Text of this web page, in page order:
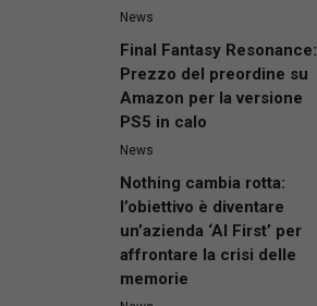
News
Final Fantasy Resonance:
Prezzo del preordine su
Amazon per la versione
PS5 in calo
News
Nothing cambia rotta:
l’obiettivo è diventare
un’azienda ‘AI First’ per
affrontare la crisi delle
memorie